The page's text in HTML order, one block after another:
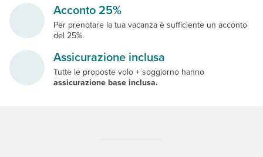
Acconto 25%
Per prenotare la tua vacanza è sufficiente un acconto
del 25%.
Assicurazione inclusa
Tutte le proposte volo + soggiorno hanno
assicurazione base inclusa.